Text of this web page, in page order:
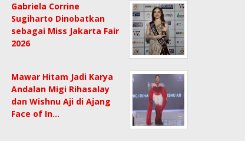
Gabriela Corrine
Sugiharto Dinobatkan
sebagai Miss Jakarta Fair
2026
Mawar Hitam Jadi Karya
Andalan Migi Rihasalay
dan Wishnu Aji di Ajang
Face of In…